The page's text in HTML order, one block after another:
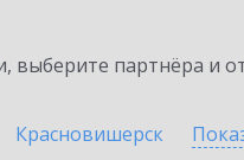
партнёра и
Красновишерск